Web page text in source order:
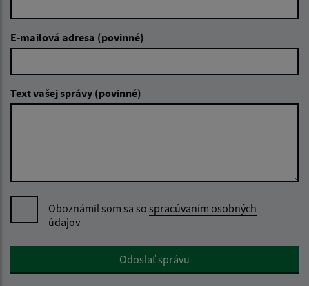
E-mailová adresa (povinné)
Text vašej správy (povinné)
Oboznámil som sa so spracúvaním osobných
údajov
Google reCaptcha ResponseOdoslať správu